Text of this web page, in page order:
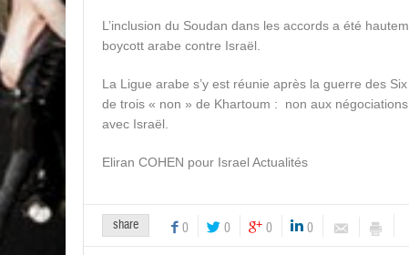
L’inclusion du Soudan dans les accords a été
boycott arabe contre Israël.
La Ligue arabe s’y est réunie après la guerre des
de trois « non » de Khartoum : non aux
avec Israël.
Eliran COHEN pour Israel Actualités
share 0 0 0 0